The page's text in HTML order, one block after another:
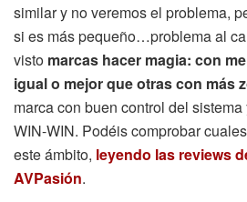
similar y no veremos el problema,
si es más pequeño…problema al
visto marcas hacer magia: con
igual o mejor que otras con más
marca con buen control del
WIN-WIN. Podéis comprobar
este ámbito, leyendo las reviews
AVPasión.